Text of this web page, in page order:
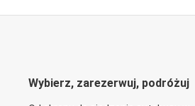
Wybierz, zarezerwuj, podróżuj